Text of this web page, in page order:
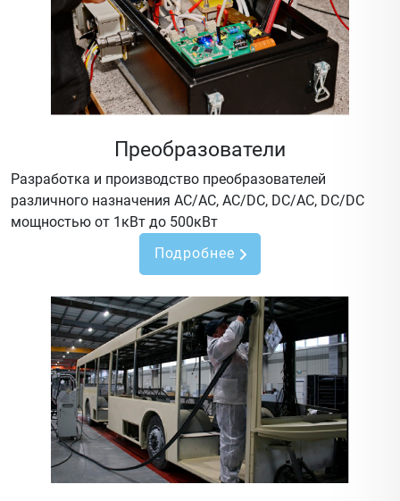
Преобразователи
Разработка и производство преобразователей
различного назначения AC/AC, AC/DC, DC/AC, DC/DC
мощностью от 1кВт до 500кВт
Подробнее